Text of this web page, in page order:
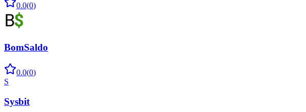
0.0(0)
BomSaldo
0.0(0)
S
Sysbit